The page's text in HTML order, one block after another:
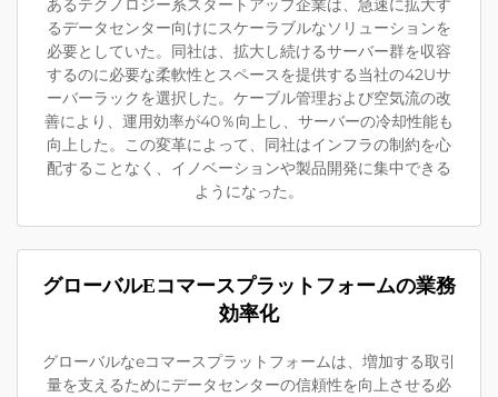
あるテクノロジー系スタートアップ企業は、急速に拡大す
るデータセンター向けにスケーラブルなソリューションを
必要としていた。同社は、拡大し続けるサーバー群を収容
するのに必要な柔軟性とスペースを提供する当社の42Uサ
ーバーラックを選択した。ケーブル管理および空気流の改
善により、運用効率が40％向上し、サーバーの冷却性能も
向上した。この変革によって、同社はインフラの制約を心
配することなく、イノベーションや製品開発に集中できる
ようになった。
グローバルEコマースプラットフォームの業務
効率化
グローバルなeコマースプラットフォームは、増加する取引
量を支えるためにデータセンターの信頼性を向上させる必